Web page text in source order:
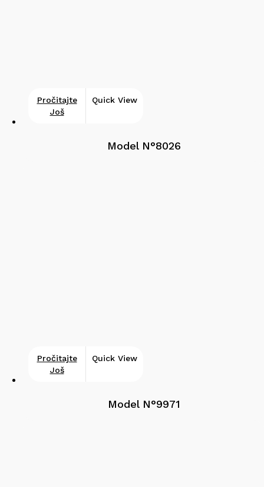
Pročitajte
Još
Quick View
Model N°8026
Pročitajte
Još
Quick View
Model N°9971